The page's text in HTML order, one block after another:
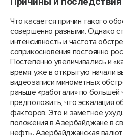
Что касается причин такого
совершенно разными. Однако
интенсивность и частота
соприкосновения постоянно
Постепенно увеличивались и
время уже в открытую начали
видеозаписи минометных
раньше «работали» по
предположить, что эскалация
факторов. Это и заметное
положения в Азербайджане в
нефть. Азербайджанская